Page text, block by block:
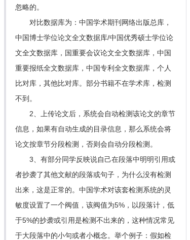
忽略的。
对比数据库为：中国学术期刊网络出版总库，
中国博士学位论文全文数据库/中国优秀硕士学位论
文全文数据库，国重要会议论文全文数据库，中国
重要报纸全文数据库，中国专利全文数据库，个人
比对库，其他比对库。部分书籍不在学术库，检测
不到。
2、上传论文后，系统会自动检测该论文的章节
信息，如果有自动生成的目录信息，那么系统会将
论文按章节分段检测，否则会自动分段检测。
3、有部分同学反映说自己在段落中明明引用或
者抄袭了其他文献的段落或句子，为什么没有检测
出来，这是正常的。中国学术对该套检测系统的灵
敏度设置了一个阀值，该阀值为5%，以段落计，低
于5%的抄袭或引用是检测不出来的，这种情况常见
于大段落中的小句或者小概念。举个例子：假如检